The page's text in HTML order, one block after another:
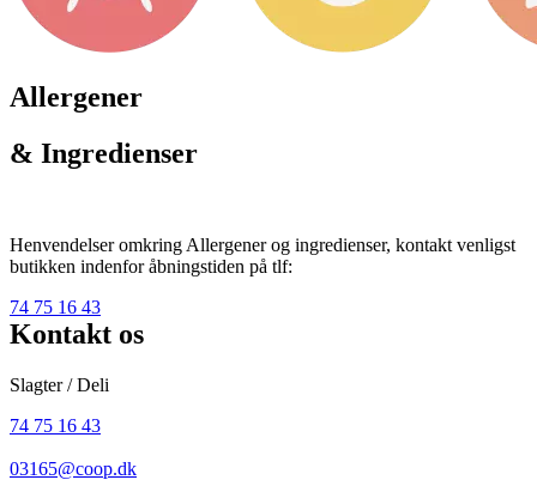
Allergener
& Ingredienser
Henvendelser omkring Allergener og ingredienser, kontakt venligst
butikken indenfor åbningstiden på tlf:
74 75 16 43
Kontakt os
Slagter / Deli
74 75 16 43
03165@coop.dk